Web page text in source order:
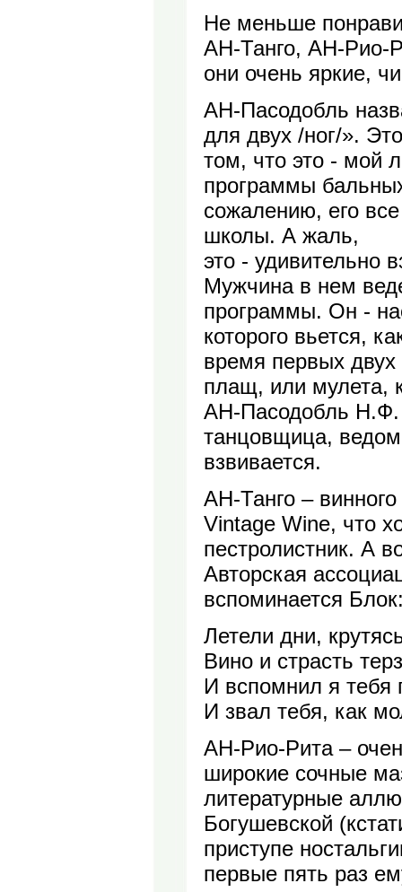
Не меньше
АН-Танго, АН-Рио-
они очень яркие,
АН-Пасодобль
для двух /ног/».
том, что это - мой
программы
сожалению, его
школы. А жаль,
это - удивительно
Мужчина в нем
программы. Он -
которого вьется,
время первых
плащ, или мулета,
АН-Пасодобль Н.Ф.
танцовщица,
взвивается.
АН-Танго –
Vintage Wine, что
пестролистник. А
Авторская
вспоминается
Летели дни,
Вино и страсть
И вспомнил я тебя
И звал тебя, как
АН-Рио-Рита –
широкие сочные
литературные
Богушевской
приступе
первые пять раз